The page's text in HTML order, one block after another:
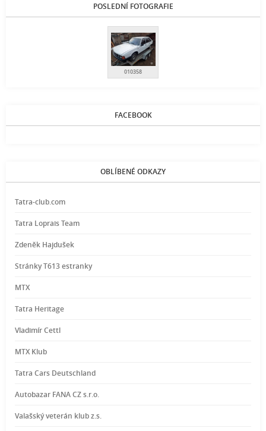
POSLEDNÍ FOTOGRAFIE
010358
FACEBOOK
OBLÍBENÉ ODKAZY
Tatra-club.com
Tatra Loprais Team
Zdeněk Hajdušek
Stránky T613 estranky
MTX
Tatra Heritage
Vladimír Cettl
MTX Klub
Tatra Cars Deutschland
Autobazar FANA CZ s.r.o.
Valašský veterán klub z.s.